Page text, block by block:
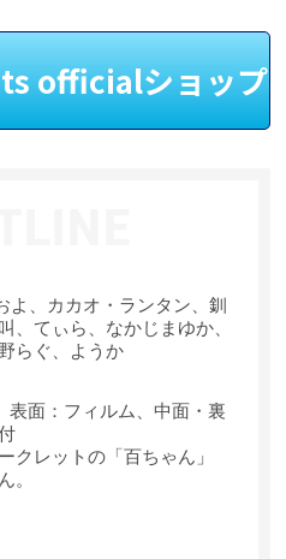
officialショップ
よ、カカオ・ランタン、釧
、てぃら、なかじまゆか、
らぐ、ようか
表面：フィルム、中面・裏
クレットの「百ちゃん」
。